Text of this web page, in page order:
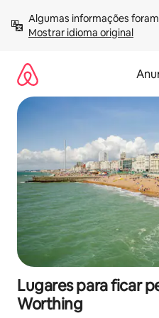
para
Mostrar idioma original
Lugares para ficar
Worthing